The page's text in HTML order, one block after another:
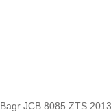
Bagr JCB 8085 ZTS 2013